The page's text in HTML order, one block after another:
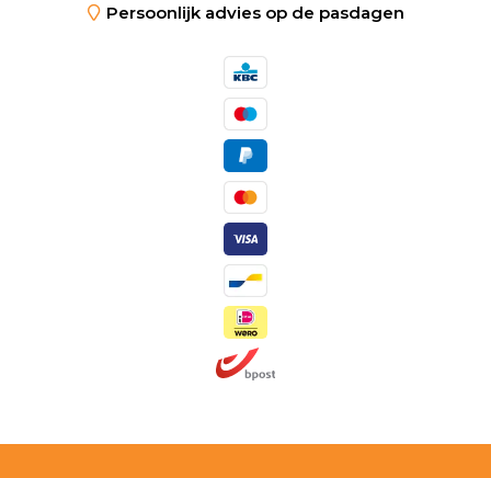
Persoonlijk advies op de pasdagen